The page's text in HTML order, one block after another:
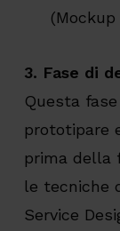
3. Fase di
Questa
prototipare
prima della
le tecniche
Service